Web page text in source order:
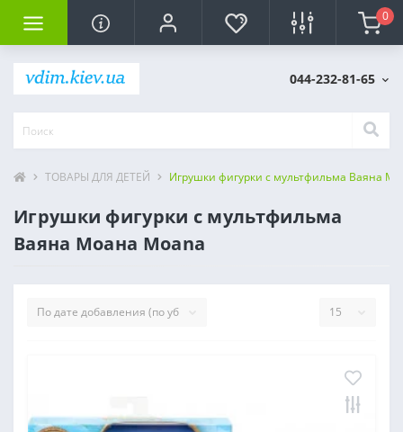
0
044-232-81-65
ТОВАРЫ ДЛЯ ДЕТЕЙ Игрушки фигурки с мультфильма Ваяна
Игрушки фигурки с мультфильма
Ваяна Моана Moana